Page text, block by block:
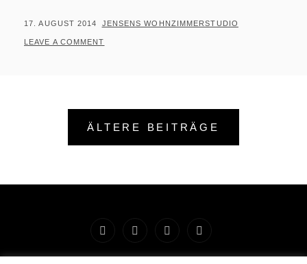
GOLDENE
POSTED
ON
17. AUGUST 2014 BY
JENSENS WOHNZIMMERSTUDIO
LEAVE A COMMENT
Beitragsnavigation
ÄLTERE BEITRÄGE